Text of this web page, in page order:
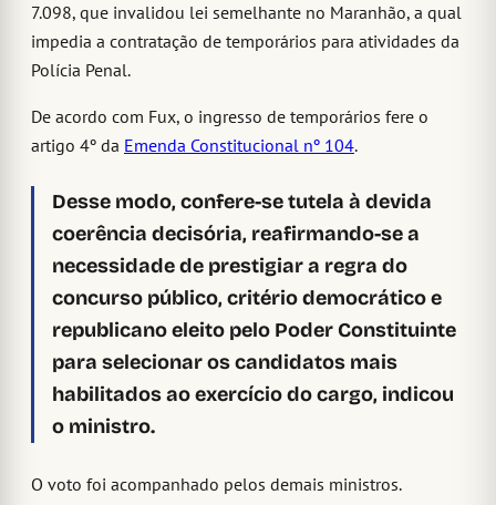
7.098, que invalidou lei semelhante no Maranhão, a qual
impedia a contratação de temporários para atividades da
Polícia Penal.
De acordo com Fux, o ingresso de temporários fere o
artigo 4º da Emenda Constitucional nº 104.
Desse modo, confere-se tutela à devida
coerência decisória, reafirmando-se a
necessidade de prestigiar a regra do
concurso público, critério democrático e
republicano eleito pelo Poder Constituinte
para selecionar os candidatos mais
habilitados ao exercício do cargo, indicou
o ministro.
O voto foi acompanhado pelos demais ministros.